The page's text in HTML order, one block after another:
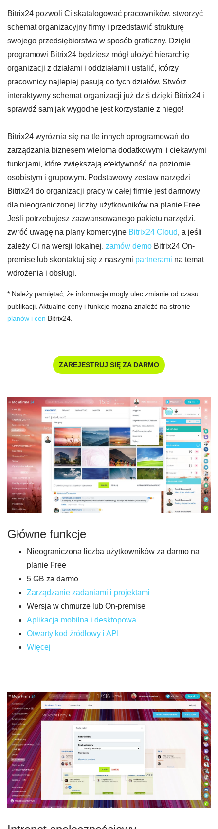
Bitrix24 pozwoli Ci skatalogować pracowników, stworzyć
schemat organizacyjny firmy i przedstawić strukturę
swojego przedsiębiorstwa w sposób graficzny. Dzięki
programowi Bitrix24 będziesz mógł ułożyć hierarchię
organizacji z działami i oddziałami i ustalić, którzy
pracownicy najlepiej pasują do tych działów. Stwórz
interaktywny schemat organizacji już dziś dzięki Bitrix24 i
sprawdź sam jak wygodne jest korzystanie z niego!
Bitrix24 wyróżnia się na tle innych oprogramowań do
zarządzania biznesem wieloma dodatkowymi i ciekawymi
funkcjami, które zwiększają efektywność na poziomie
osobistym i grupowym. Podstawowy zestaw narzędzi
Bitrix24 do organizacji pracy w całej firmie jest darmowy
dla nieograniczonej liczby użytkowników na planie Free.
Jeśli potrzebujesz zaawansowanego pakietu narzędzi,
zwróć uwagę na plany komercyjne Bitrix24 Cloud, a jeśli
zależy Ci na wersji lokalnej, zamów demo Bitrix24 On-
premise lub skontaktuj się z naszymi partnerami na temat
wdrożenia i obsługi.
* Należy pamiętać, że informacje mogły ulec zmianie od czasu
publikacji. Aktualne ceny i funkcje można znaleźć na stronie
planów i cen Bitrix24.
ZAREJESTRUJ SIĘ ZA DARMO
Główne funkcje
Nieograniczona liczba użytkowników za darmo na
planie Free
5 GB za darmo
Zarządzanie zadaniami i projektami
Wersja w chmurze lub On-premise
Aplikacja mobilna i desktopowa
Otwarty kod źródłowy i API
Więcej